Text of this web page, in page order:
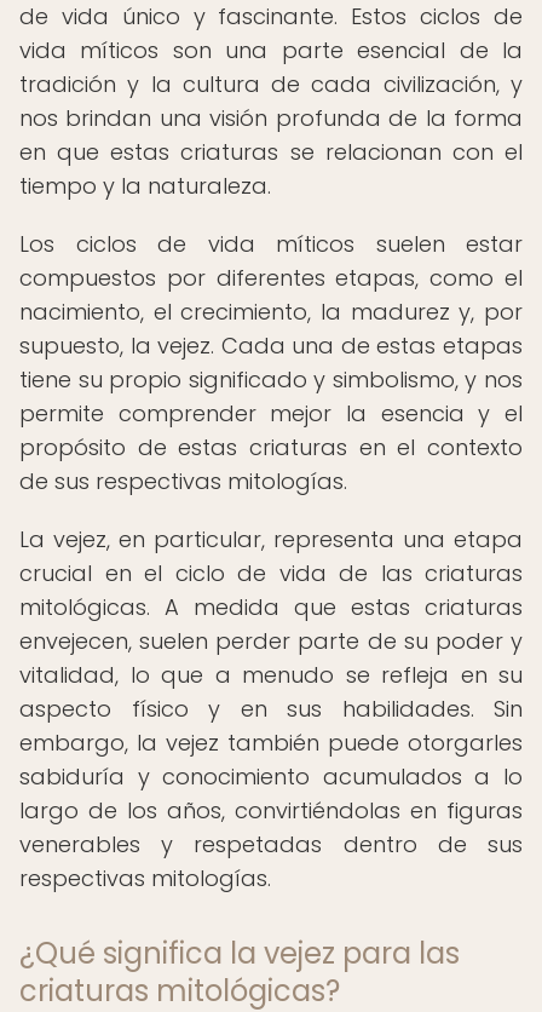
de vida único y fascinante. Estos ciclos de
vida míticos son una parte esencial de la
tradición y la cultura de cada civilización, y
nos brindan una visión profunda de la forma
en que estas criaturas se relacionan con el
tiempo y la naturaleza.
Los ciclos de vida míticos suelen estar
compuestos por diferentes etapas, como el
nacimiento, el crecimiento, la madurez y, por
supuesto, la vejez. Cada una de estas etapas
tiene su propio significado y simbolismo, y nos
permite comprender mejor la esencia y el
propósito de estas criaturas en el contexto
de sus respectivas mitologías.
La vejez, en particular, representa una etapa
crucial en el ciclo de vida de las criaturas
mitológicas. A medida que estas criaturas
envejecen, suelen perder parte de su poder y
vitalidad, lo que a menudo se refleja en su
aspecto físico y en sus habilidades. Sin
embargo, la vejez también puede otorgarles
sabiduría y conocimiento acumulados a lo
largo de los años, convirtiéndolas en figuras
venerables y respetadas dentro de sus
respectivas mitologías.
¿Qué significa la vejez para las
criaturas mitológicas?